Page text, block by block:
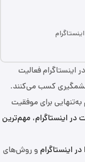
اینستاگرام فعالیت
چشمگیری کسب می‌کنند.
برای موفقیت
اینستاگرام، مهم‌ترین
اینستاگرام و روش‌های